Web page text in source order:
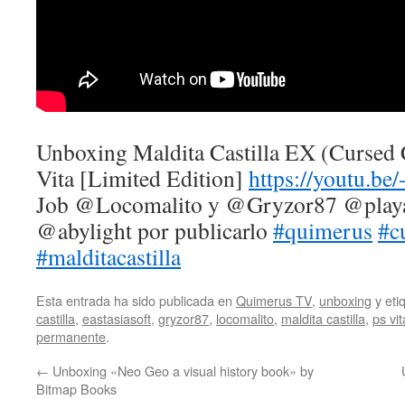
Unboxing Maldita Castilla EX (Cursed
Vita [Limited Edition] https://
Job @Locomalito y @Gryzor87
@abylight por publicarlo #quimerus
#malditacastilla
Esta entrada ha sido publicada en Quimerus TV, unboxing y
castilla, eastasiasoft, gryzor87, locomalito, maldita castilla, ps
permanente.
← Unboxing «Neo Geo a visual history book» by
Bitmap Books